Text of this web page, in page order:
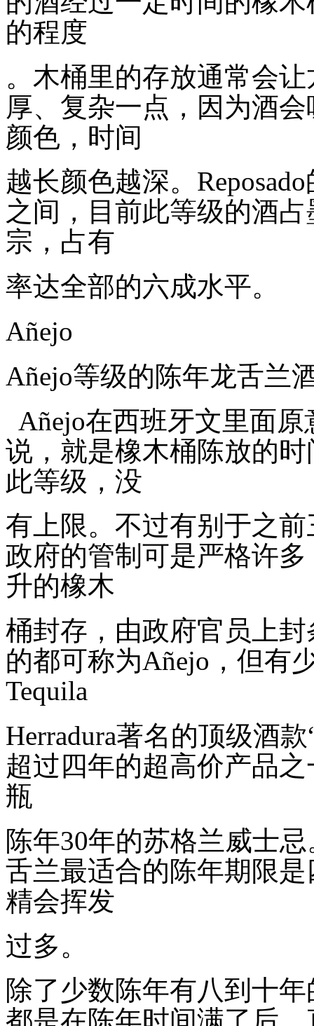
的程度
。木桶里的存放通常会
厚、复杂一点，因为酒
颜色，时间
越长颜色越深。 Reposado
之间，目前此等级的酒
宗，占有
率达全部的六成水平。
Añejo
Añejo等级的陈年龙舌兰
Añejo在西班牙文里面原
说，就是橡木桶陈放的
此等级，没
有上限。不过有别于之
政府的管制可是严格许
升的橡木
桶封存，由政府官员上
的都可称为Añejo ，但有
Tequila
Herradura著名的顶级酒款
超过四年的超高价产品
瓶
陈年30年的苏格兰威士
舌兰最适合的陈年期限
精会挥发
过多。
除了少数陈年有八到十